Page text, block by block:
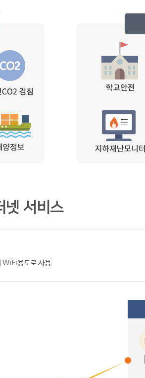
넷 서비스
WiFi용도로 사용